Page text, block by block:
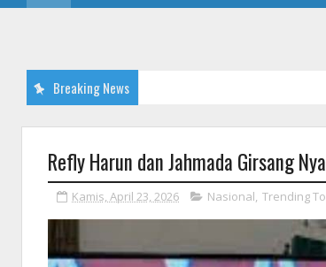
Breaking News
Refly Harun dan Jahmada Girsang
Kamis, April 23, 2026 Nasional, Trending